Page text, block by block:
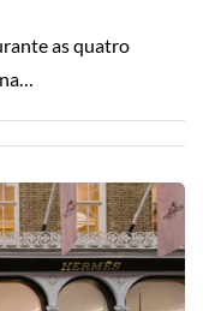
as quatro